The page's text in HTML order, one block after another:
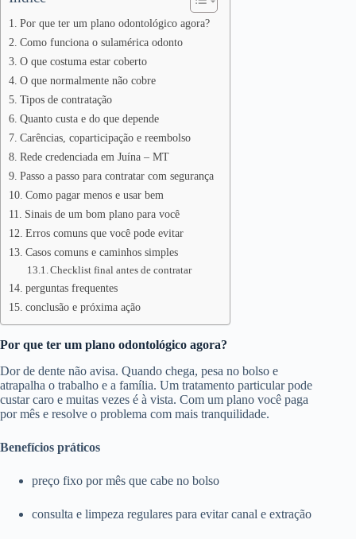
Por que ter um plano odontológico agora?
Como funciona o sulamérica odonto
O que costuma estar coberto
O que normalmente não cobre
Tipos de contratação
Quanto custa e do que depende
Carências, coparticipação e reembolso
Rede credenciada em Juína – MT
Passo a passo para contratar com segurança
Como pagar menos e usar bem
Sinais de um bom plano para você
Erros comuns que você pode evitar
Casos comuns e caminhos simples
Checklist final antes de contratar
perguntas frequentes
conclusão e próxima ação
Por que ter um plano odontológico agora?
Dor de dente não avisa. Quando chega, pesa no bolso e
atrapalha o trabalho e a família. Um tratamento particular pode
custar caro e muitas vezes é à vista. Com um plano você paga
por mês e resolve o problema com mais tranquilidade.
Benefícios práticos
preço fixo por mês que cabe no bolso
consulta e limpeza regulares para evitar canal e extração